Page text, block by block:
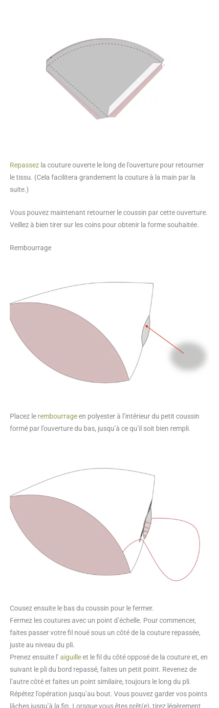
Repassez la couture ouverte le long de l’ouverture pour retourner
le tissu. (Cela facilitera grandement la couture à la main par la
suite.)
Vous pouvez maintenant retourner le coussin par cette ouverture.
Veillez à bien tirer sur les coins pour obtenir la forme souhaitée.
Rembourrage
Placez le rembourrageen polyester à l’intérieur du petit coussin
formé par l’ouverture du bas, jusqu’à ce qu’il soit bien rempli.
Cousez ensuite le bas du coussin pour le fermer.
Fermez les coutures avec un point d’échelle. Pour commencer,
faites passer votre fil noué sous un côté de la couture repassée,
juste au niveau du pli.
Prenez ensuite l’aiguilleet le fil du côté opposé de la couture et, en
suivant le pli du bord repassé, faites un petit point. Revenez de
l’autre côté et faites un point similaire, toujours le long du pli.
Répétez l’opération jusqu’au bout. Vous pouvez garder vos points
lâches jusqu’à la fin. Lorsque vous êtes prêt(e), tirez légèrement